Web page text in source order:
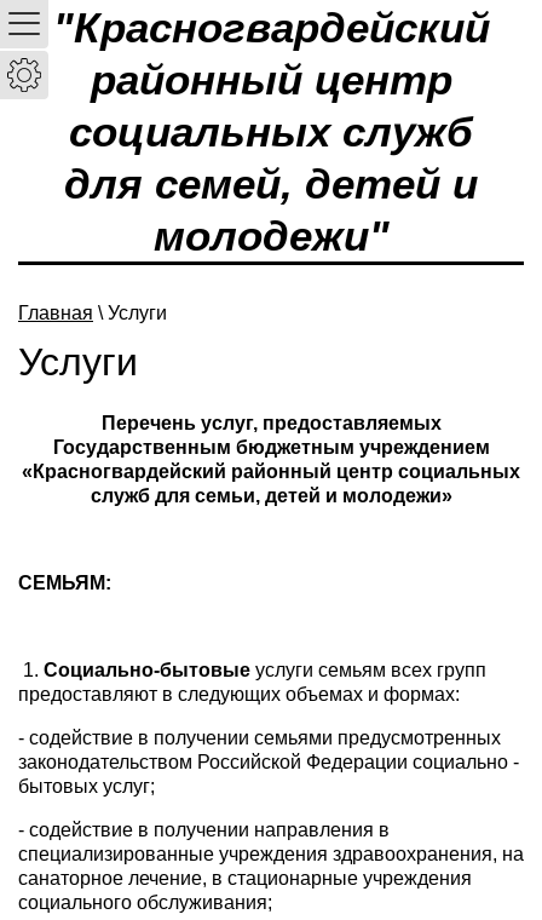
"Красногвардейский
районный центр
социальных служб
для семей, детей и
молодежи"
Главная \ Услуги
Услуги
Перечень услуг, предоставляемых
Государственным бюджетным учреждением
«Красногвардейский районный центр социальных
служб для семьи, детей и молодежи»
СЕМЬЯМ:
1. Социально-бытовые услуги семьям всех групп
предоставляют в следующих объемах и формах:
- содействие в получении семьями предусмотренных
законодательством Российской Федерации социально -
бытовых услуг;
- содействие в получении направления в
специализированные учреждения здравоохранения, на
санаторное лечение, в стационарные учреждения
социального обслуживания;